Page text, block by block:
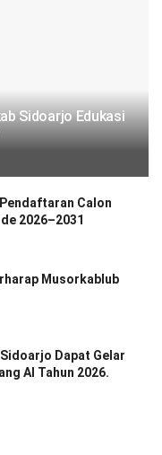
Sidoarjo Edukasi
Calon
2026–2031
Musorkablub
Dapat Gelar
AI Tahun 2026.